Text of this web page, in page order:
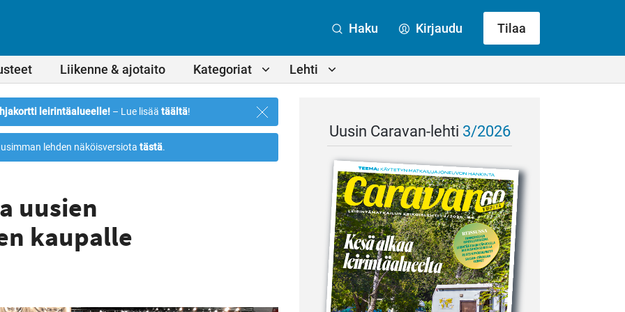
Liikenne & ajotaito Kategoriat Lehti
Haku Kirjaudu Tilaa
leirintäalueelle! – Lue lisää täältä!
Sulje
ilmoitus
lehden näköisversiota tästä.
uusien
kaupalle
Uusin Caravan-lehti 3/2026